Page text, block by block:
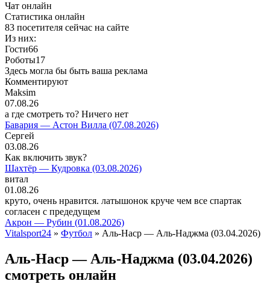
Чат онлайн
Cтатистика онлайн
83 посетителя сейчас на сайте
Из них:
Гости66
Роботы17
Здесь могла бы быть ваша реклама
Комментируют
Maksim
07.08.26
а где смотреть то? Ничего нет
Бавария — Астон Вилла (07.08.2026)
Сергей
03.08.26
Как включить звук?
Шахтёр — Кудровка (03.08.2026)
витал
01.08.26
круто, очень нравится. латышонок круче чем все спартак
согласен с предедущем
Акрон — Рубин (01.08.2026)
Vitalsport24 » Футбол » Аль-Наср — Аль-Наджма (03.04.2026)
Аль-Наср — Аль-Наджма (03.04.2026)
смотреть онлайн